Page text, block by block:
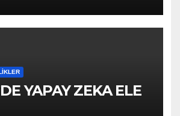
YAPAY ZEKA ELE